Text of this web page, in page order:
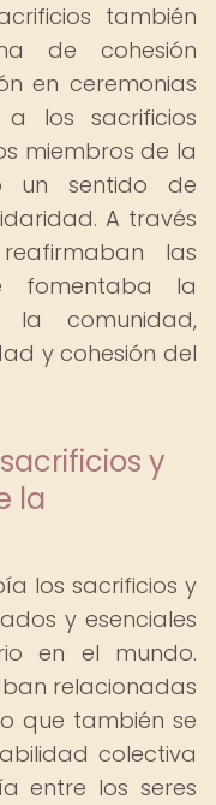
también
de cohesión
en ceremonias
los sacrificios
miembros de la
un sentido de
A través
las
fomentaba la
la comunidad,
y cohesión del
y
la
los sacrificios y
y esenciales
en el mundo.
relacionadas
que también se
colectiva
entre los seres